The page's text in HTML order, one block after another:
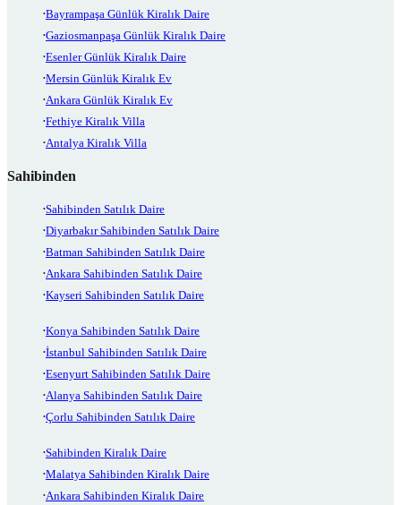
Bayrampaşa Günlük Kiralık Daire
Gaziosmanpaşa Günlük Kiralık Daire
Esenler Günlük Kiralık Daire
Mersin Günlük Kiralık Ev
Ankara Günlük Kiralık Ev
Fethiye Kiralık Villa
Antalya Kiralık Villa
Sahibinden
Sahibinden Satılık Daire
Diyarbakır Sahibinden Satılık Daire
Batman Sahibinden Satılık Daire
Ankara Sahibinden Satılık Daire
Kayseri Sahibinden Satılık Daire
Konya Sahibinden Satılık Daire
İstanbul Sahibinden Satılık Daire
Esenyurt Sahibinden Satılık Daire
Alanya Sahibinden Satılık Daire
Çorlu Sahibinden Satılık Daire
Sahibinden Kiralık Daire
Malatya Sahibinden Kiralık Daire
Ankara Sahibinden Kiralık Daire